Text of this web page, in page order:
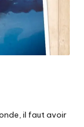
il faut avoir